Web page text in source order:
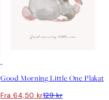
Good Morning Little One Plakat
Fra 64,50 kr129 kr